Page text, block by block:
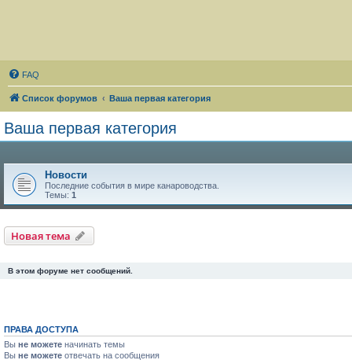
FAQ
Список форумов Ваша первая категория
Ваша первая категория
Новости
Последние события в мире канароводства.
Темы: 1
Новая тема
В этом форуме нет сообщений.
ПРАВА ДОСТУПА
Вы не можете начинать темы
Вы не можете отвечать на сообщения